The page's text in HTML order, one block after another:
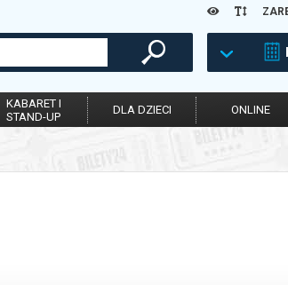
KABARET I
STAND-UP
DLA DZIECI ONLINE